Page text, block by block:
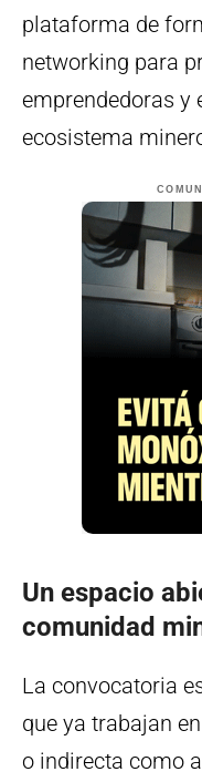
plataforma de
networking para
emprendedoras y
ecosistema
Un espacio
comunidad
La convocatoria
que ya trabajan
o indirecta como